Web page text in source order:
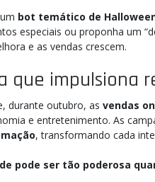
bot temático de
especiais ou proponha um
e as vendas crescem.
que impulsiona
durante outubro, as vendas
e entretenimento. As
, transformando cada
pode ser tão poderosa